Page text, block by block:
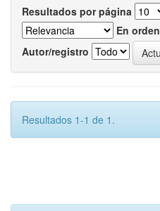
Resultados por página
En orden
Autor/registro
Resultados 1-1 de 1.